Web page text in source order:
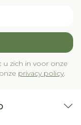
u zich in voor onze
privacy policy.